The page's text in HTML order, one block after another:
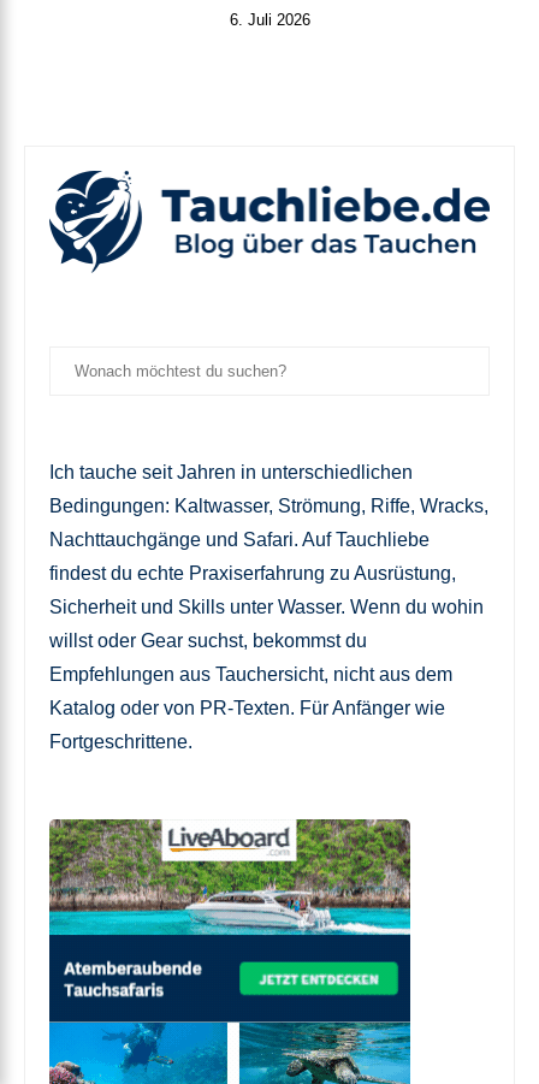
6. Juli 2026
Ich tauche seit Jahren in unterschiedlichen
Bedingungen: Kaltwasser, Strömung, Riffe, Wracks,
Nachttauchgänge und Safari. Auf Tauchliebe
findest du echte Praxiserfahrung zu Ausrüstung,
Sicherheit und Skills unter Wasser. Wenn du wohin
willst oder Gear suchst, bekommst du
Empfehlungen aus Tauchersicht, nicht aus dem
Katalog oder von PR-Texten. Für Anfänger wie
Fortgeschrittene.